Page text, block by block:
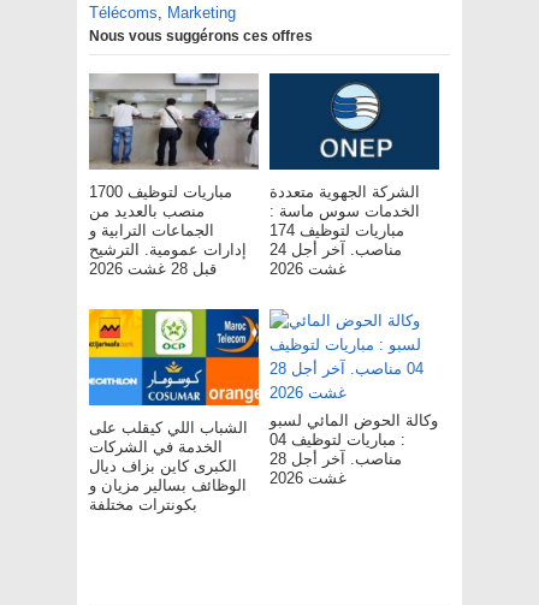
Télécoms, Marketing
Nous vous suggérons ces offres
مباريات لتوظيف 1700
منصب بالعديد من
الجماعات الترابية و
إدارات عمومية. الترشيح
قبل 28 غشت 2026
الشركة الجهوية متعددة
الخدمات سوس ماسة :
مباريات لتوظيف 174
مناصب. آخر أجل 24
غشت 2026
الشباب اللي كيقلب على
الخدمة في الشركات
الكبرى كاين بزاف ديال
الوظائف بسالير مزيان و
بكونترات مختلفة
وكالة الحوض المائي لسبو
: مباريات لتوظيف 04
مناصب. آخر أجل 28
غشت 2026